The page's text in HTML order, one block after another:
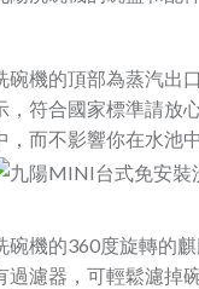
碗機的頂部為蒸汽出
，符合國家標準請放
，而不影響你在水池
碗機的360度旋轉的
過濾器，可輕鬆濾掉